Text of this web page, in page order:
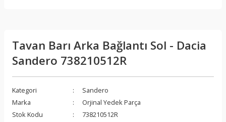
Tavan Barı Arka Bağlantı Sol - Dacia
Sandero 738210512R
Kategori
Sandero
Marka
Orjinal Yedek Parça
Stok Kodu
738210512R